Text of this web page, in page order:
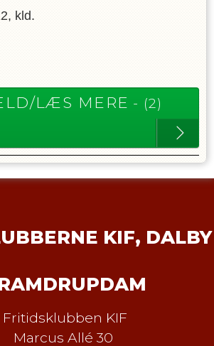
kld.
LÆS MERE - (2)
KIF, DALBY
Fritidsklubben KIF
Marcus Allé 30